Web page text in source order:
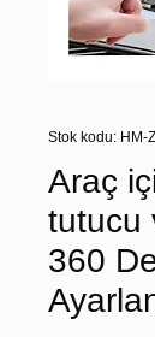
Stok kodu: HM-
Araç
tutucu
360